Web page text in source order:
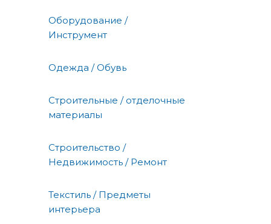
Оборудование /
Инструмент
Одежда / Обувь
Строительные / отделочные
материалы
Строительство /
Недвижимость / Ремонт
Текстиль / Предметы
интерьера